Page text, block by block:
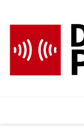
content